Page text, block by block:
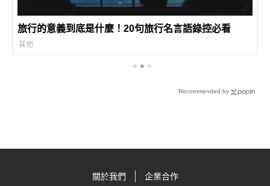
旅行的意義到底是什麼！20句旅行名言語錄控必看
其他
Recommended by
關於我們 企業合作